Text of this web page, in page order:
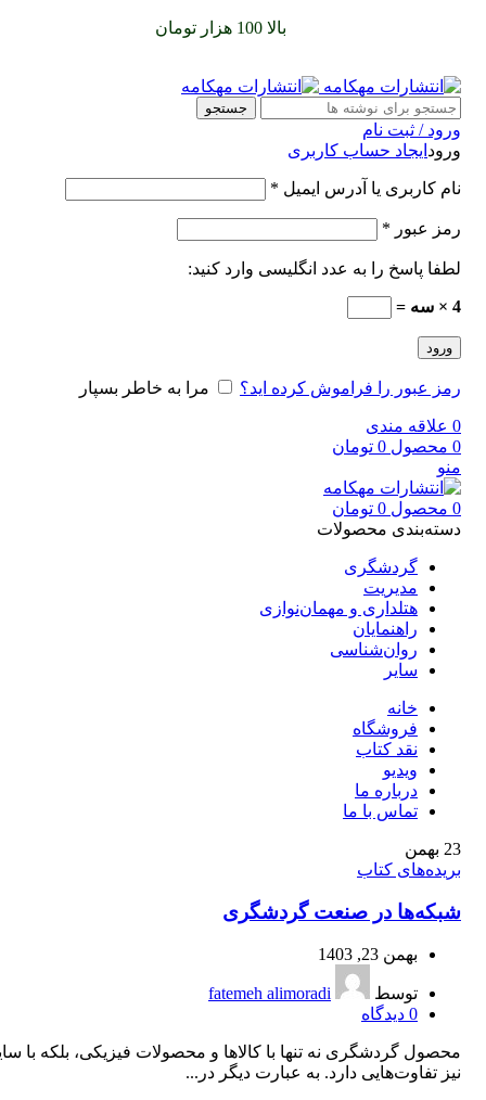
بالا 100 هزار تومان
جستجو
ورود / ثبت نام
ورود ایجاد حساب کاربری
نام کاربری یا آدرس ایمیل *
رمز عبور *
لطفا پاسخ را به عدد انگلیسی وارد کنید:
4 × سه =
ورود
رمز عبور را فراموش کرده اید؟ مرا به خاطر بسپار
0 علاقه مندی
0 محصول 0 تومان
منو
0 محصول 0 تومان
دسته‌بندی محصولات
گردشگری
مدیریت
هتلداری و مهمان‌نوازی
راهنمایان
روان‌شناسی
سایر
خانه
فروشگاه
نقد کتاب
ویدیو
درباره‌ ما
تماس با ما
23 بهمن
بریده‌های کتاب
شبکه‌ها در صنعت گردشگری
بهمن 23, 1403
توسط
fatemeh alimoradi
0 دیدگاه
محصول گردشگری نه تنها با کالاها و محصولات فیزیکی، بلکه با
نیز تفاوت‌هایی دارد. به عبارت دیگر در...